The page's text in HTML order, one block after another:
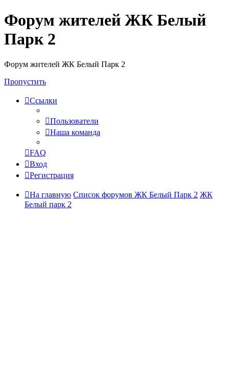
Форум жителей ЖК Белый
Парк 2
Форум жителей ЖК Белый Парк 2
Пропустить
Ссылки
Пользователи
Наша команда
FAQ
Вход
Регистрация
На главную Список форумов ЖК Белый Парк 2 ЖК
Белый парк 2